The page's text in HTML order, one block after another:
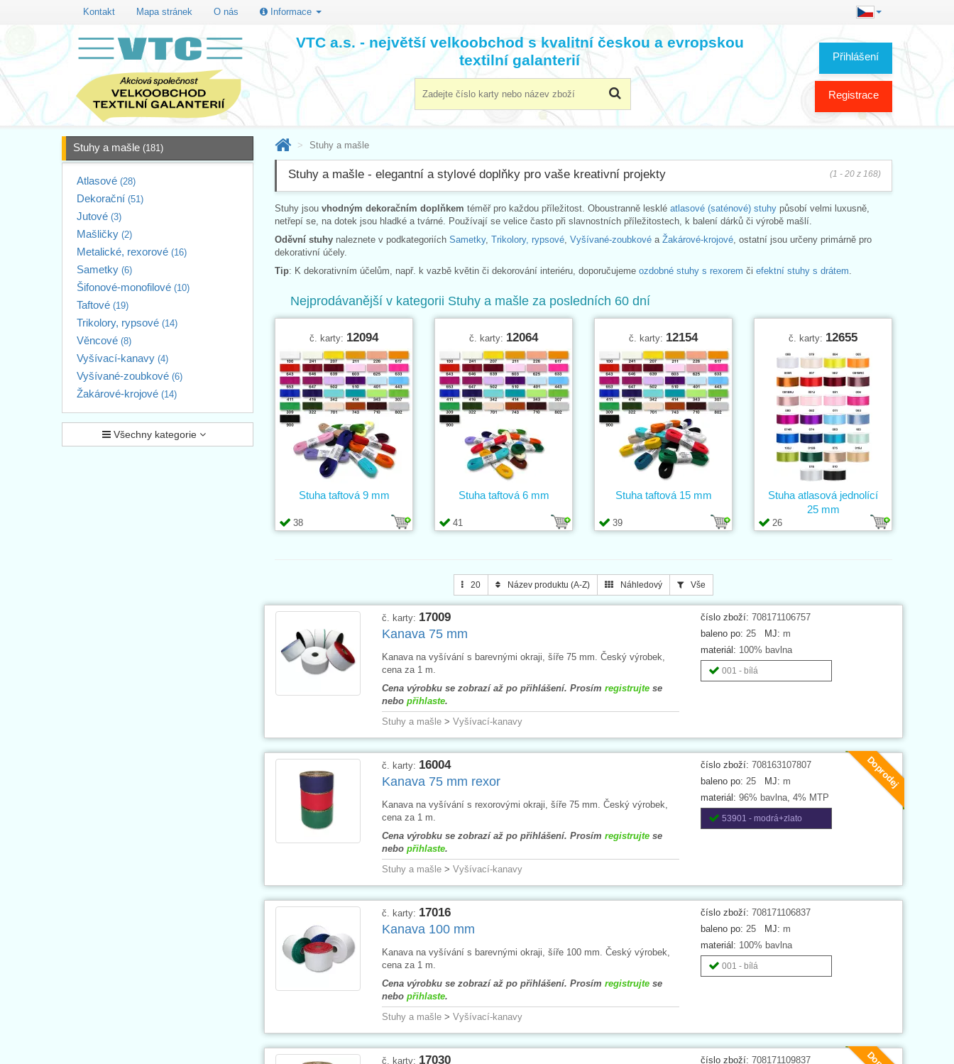
Kontakt Mapa stránek O nás Informace
Přihlášení
Registrace
VTC a.s. - největší velkoobchod s kvalitní českou a evropskou
textilní galanterií
Stuhy a mašle (181)
Atlasové (28)
Dekorační (51)
Jutové (3)
Mašličky (2)
Metalické, rexorové (16)
Sametky (6)
Šifonové-monofilové (10)
Taftové (19)
Trikolory, rypsové (14)
Věncové (8)
Vyšívací-kanavy (4)
Vyšívané-zoubkové (6)
Žakárové-krojové (14)
Všechny kategorie
Stuhy a mašle
Stuhy a mašle - elegantní a stylové doplňky pro vaše kreativní projekty (1 - 20 z 168)
Stuhy jsou vhodným dekoračním doplňkem téměř pro každou příležitost. Oboustranně lesklé atlasové (saténové) stuhy působí velmi luxusně,
netřepí se, na dotek jsou hladké a tvárné. Používají se velice často při slavnostních příležitostech, k balení dárků či výrobě mašlí.
Oděvní stuhy naleznete v podkategoriích Sametky, Trikolory, rypsové Vyšívané-zoubkové a Žakárové-krojové , ostatní jsou určeny primárně pro
dekorativní účely.
Tip: K dekorativním účelům, např. k vazbě květin či dekorování interiéru, doporučujeme ozdobné stuhy s rexorem či efektní stuhy s drátem
Nejprodávanější v kategorii Stuhy a mašle za posledních 60 dní
č. karty: 12094
38
Stuha taftová 9 mm
č. karty: 12064
41
Stuha taftová 6 mm
č. karty: 12154
39
Stuha taftová 15 mm
č. karty: 12655
26
Stuha atlasová jednolící
25 mm
20 Název produktu (A-Z) Náhledový Vše
číslo zboží: 708171106757
baleno po: 25 MJ: m
materiál: 100% bavlna
001 - bílá
č. karty: 17009
Kanava 75 mm
Kanava na vyšívání s barevnými okraji, šíře 75 mm. Český výrobek,
cena za 1 m.
Cena výrobku se zobrazí až po přihlášení. Prosím registrujtese
nebo přihlaste.
Stuhy a mašle> Vyšívací-kanavy
Doprodej
číslo zboží: 708163107807
baleno po: 25 MJ: m
materiál: 96% bavlna, 4% MTP
53901 - modrá+zlato
č. karty: 16004
Kanava 75 mm rexor
Kanava na vyšívání s rexorovými okraji, šíře 75 mm. Český výrobek,
cena za 1 m.
Cena výrobku se zobrazí až po přihlášení. Prosím registrujtese
nebo přihlaste.
Stuhy a mašle> Vyšívací-kanavy
číslo zboží: 708171106837
baleno po: 25 MJ: m
materiál: 100% bavlna
001 - bílá
č. karty: 17016
Kanava 100 mm
Kanava na vyšívání s barevnými okraji, šíře 100 mm. Český výrobek,
cena za 1 m.
Cena výrobku se zobrazí až po přihlášení. Prosím registrujtese
nebo přihlaste.
Stuhy a mašle> Vyšívací-kanavy
číslo zboží: 708171109837
č. karty: 17030